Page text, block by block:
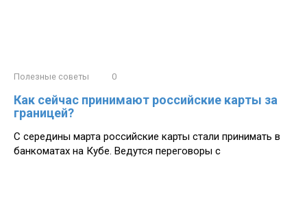
Полезные советы 0
Как сейчас принимают российские карты за
границей?
С середины марта российские карты стали принимать в
банкоматах на Кубе. Ведутся переговоры с